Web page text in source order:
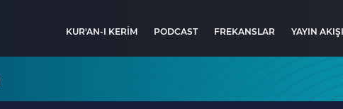
KUR'AN-I KERİM PODCAST FREKANSLAR YAYIN AKIŞI